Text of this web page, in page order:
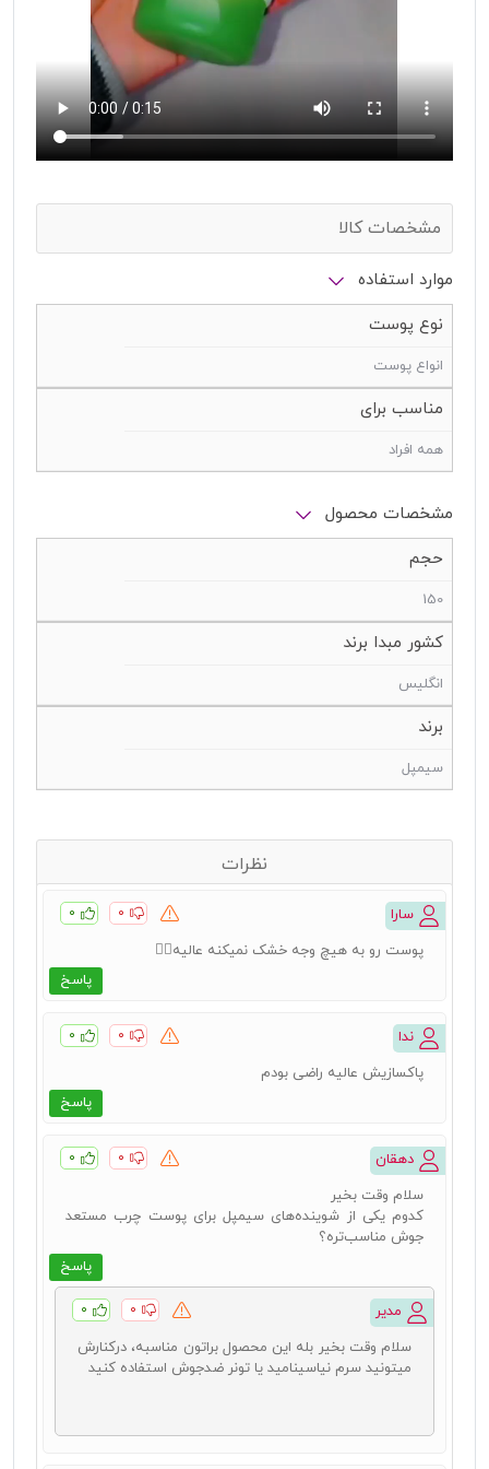
مشخصات کالا
موارد استفاده
نوع پوست
انواع پوست
مناسب برای
همه افراد
مشخصات محصول
حجم
150
کشور مبدا برند
انگلیس
برند
سیمپل
نظرات
سارا ۰ ۰
پاسخ
پوست رو به هیچ وجه خشک نمیکنه عالیه👌🏻
ندا ۰ ۰
پاسخ
پاکسازیش عالیه راضی بودم
دهقان ۰ ۰
پاسخ
سلام وقت بخیر
کدوم یکی از شوینده‌های سیمپل برای پوست چرب مستعد
جوش مناسب‌تره؟
مدیر ۰ ۰
سلام وقت بخیر بله این محصول براتون مناسبه، درکنارش
میتونید سرم نیاسینامید یا تونر ضدجوش استفاده کنید